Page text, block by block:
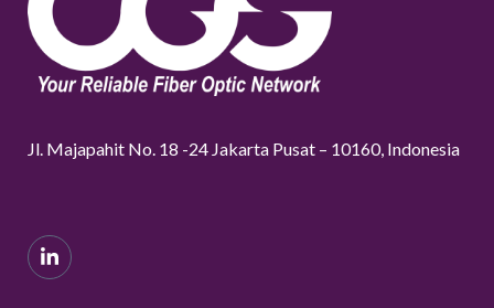
Jl. Majapahit No. 18 -24 Jakarta Pusat – 10160, Indonesia